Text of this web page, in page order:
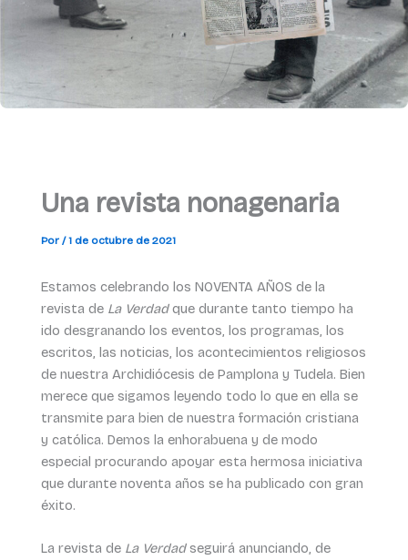
Una revista nonagenaria
Por /1 de octubre de 2021
Estamos celebrando los NOVENTA AÑOS de la
revista de La Verdadque durante tanto tiempo ha
ido desgranando los eventos, los programas, los
escritos, las noticias, los acontecimientos religiosos
de nuestra Archidiócesis de Pamplona y Tudela. Bien
merece que sigamos leyendo todo lo que en ella se
transmite para bien de nuestra formación cristiana
y católica. Demos la enhorabuena y de modo
especial procurando apoyar esta hermosa iniciativa
que durante noventa años se ha publicado con gran
éxito.
La revista de La Verdadseguirá anunciando, de